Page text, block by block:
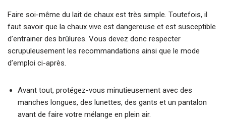
Faire soi-même du lait de chaux est très simple. Toutefois, il
faut savoir que la chaux vive est dangereuse et est susceptible
d’entrainer des brûlures. Vous devez donc respecter
scrupuleusement les recommandations ainsi que le mode
d’emploi ci-après.
Avant tout, protégez-vous minutieusement avec des
manches longues, des lunettes, des gants et un pantalon
avant de faire votre mélange en plein air.